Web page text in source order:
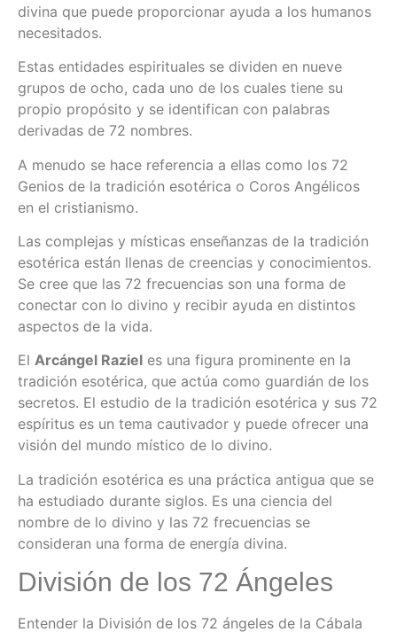
divina que puede proporcionar ayuda a los humanos
necesitados.
Estas entidades espirituales se dividen en nueve
grupos de ocho, cada uno de los cuales tiene su
propio propósito y se identifican con palabras
derivadas de 72 nombres.
A menudo se hace referencia a ellas como los 72
Genios de la tradición esotérica o Coros Angélicos
en el cristianismo.
Las complejas y místicas enseñanzas de la tradición
esotérica están llenas de creencias y conocimientos.
Se cree que las 72 frecuencias son una forma de
conectar con lo divino y recibir ayuda en distintos
aspectos de la vida.
El Arcángel Raziel es una figura prominente en la
tradición esotérica, que actúa como guardián de los
secretos. El estudio de la tradición esotérica y sus 72
espíritus es un tema cautivador y puede ofrecer una
visión del mundo místico de lo divino.
La tradición esotérica es una práctica antigua que se
ha estudiado durante siglos. Es una ciencia del
nombre de lo divino y las 72 frecuencias se
consideran una forma de energía divina.
División de los 72 Ángeles
Entender la División de los 72 ángeles de la Cábala